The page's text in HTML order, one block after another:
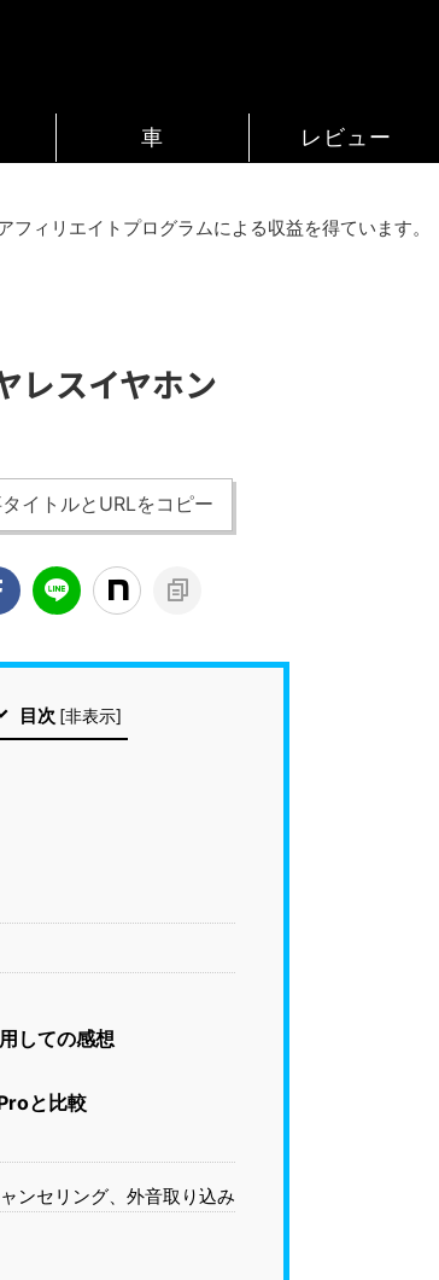
車 レビュー
フィリエイトプログラムによる収益を得ています。
レスイヤホン
イトルとURLをコピー
目次 [非表示]
しての感想
と比較
ンセリング、外音取り込み